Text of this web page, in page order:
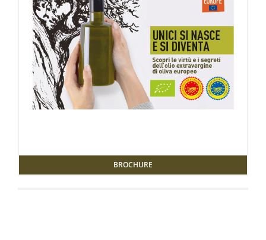
BROCHURE